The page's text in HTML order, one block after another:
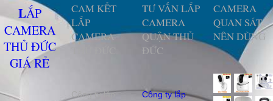
LẮP
CAMERA
THỦ ĐỨC
GIÁ RẺ
CAM KẾT
LẮP
CAMERA
Công ty lắp
TƯ VẤN LẮP
CAMERA
QUẬN THỦ
ĐỨC
Công ty lắp
CAMERA
QUAN SÁT
NÊN DÙNG